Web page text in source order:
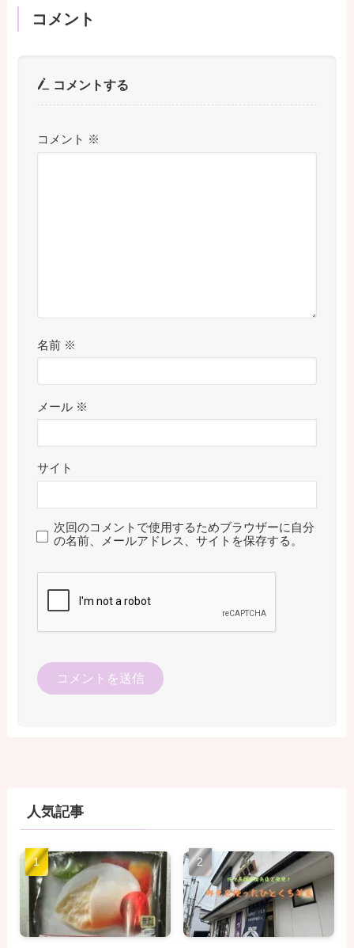
コメント
コメントする
コメント ※
名前 ※
メール ※
サイト
次回のコメントで使用するためブラウザーに自分
の名前、メールアドレス、サイトを保存する。
人気記事